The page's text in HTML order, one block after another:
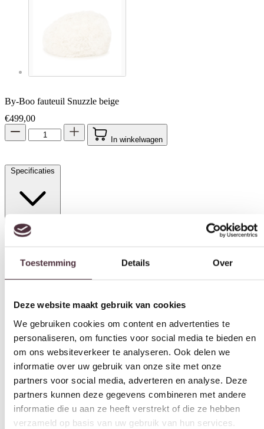
Over
Deze website maakt gebruik van cookies
We gebruiken cookies om content en advertenties te
om ons websiteverkeer te analyseren. Ook delen we
informatie over uw gebruik van onze site met onze
partners voor social media, adverteren en analyse. Deze
partners kunnen deze gegevens combineren met andere
informatie die u aan ze heeft verstrekt of die ze hebben
verzameld op basis van uw gebruik van hun services.
Toestemmingsselectie
Noodzakelijk
By-Boo fauteuil Snuzzle beige
€499,00
In winkelwagen
Specificaties
Materiaal
Diepte (cm)
111 cm
Hoogte (cm)
Zitdiepte (cm)
69 cm
Zithoogte (cm)